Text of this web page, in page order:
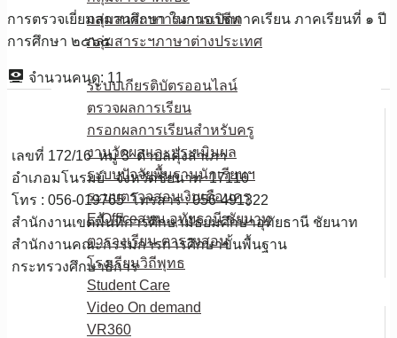
กลุ่มสาระฯการงานอาชีพ
กลุ่มสาระฯภาษาต่างประเทศ
ระบบเกียรติบัตรออนไลน์
ตรวจผลการเรียน
กรอกผลการเรียนสำหรับครู
งานวัดผลและประเมินผล
ระบบปัจจัยพื้นฐานนักเรียนฯ
ระบบตรวจสอบเงินเดือนครู
E-Officeสพม.อุทัยธานี ชัยนาท
ตารางเรียน-ตารางสอน
โรงเรียนวิถีพุทธ
Student Care
Video On demand
VR360
การตรวจเยี่ยมสถานศึกษา ในการเปิดภาคเรียน ภาคเรียนที่ ๑ ปี
การศึกษา ๒๕๖๕
จำนวนคนดู: 11
เลขที่ 172/16 หมู่ 3 ตำบลคุ้งสำเภา
อำเภอมโนรมย์ จังหวัดชัยนาท 17110
โทร : 056-019765 โทรสาร : 056-491322
สำนักงานเขตพื้นที่การศึกษามัธยมศึกษาอุทัยธานี ชัยนาท
สำนักงานคณะกรรมการการศึกษาขั้นพื้นฐาน
กระทรวงศึกษาธิการ